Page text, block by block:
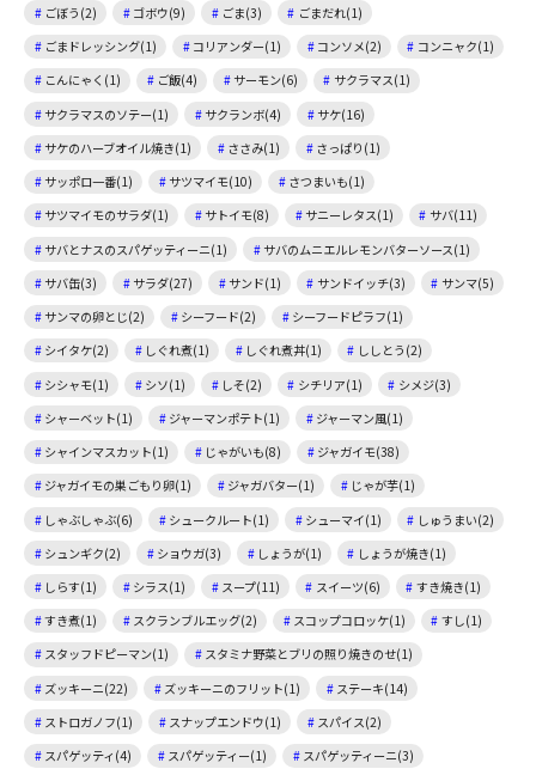
ごぼう(2)
ゴボウ(9) ごま(3)
ごまだれ(1)
ごまドレッシング(1)
コリアンダー(1) コンソメ(2)
コンニャク(1)
こんにゃく(1)
ご飯(4) サーモン(6)
サクラマス(1)
サクラマスのソテー(1)
サクランボ(4)
サケ(16)
サケのハーブオイル焼き(1)
ささみ(1)
さっぱり(1)
サッポロ一番(1)
サツマイモ(10)
さつまいも(1)
サツマイモのサラダ(1)
サトイモ(8) サニーレタス(1)
サバ(11)
サバとナスのスパゲッティーニ(1)
サバのムニエルレモンバターソース(1)
サバ缶(3)
サラダ(27) サンド(1) サンドイッチ(3)
サンマ(5)
サンマの卵とじ(2)
シーフード(2)
シーフードピラフ(1)
シイタケ(2)
しぐれ煮(1) しぐれ煮丼(1)
ししとう(2)
シシャモ(1)
シソ(1) しそ(2) シチリア(1)
シメジ(3)
シャーベット(1)
ジャーマンポテト(1)
ジャーマン風(1)
シャインマスカット(1)
じゃがいも(8)
ジャガイモ(38)
ジャガイモの巣ごもり卵(1)
ジャガバター(1)
じゃが芋(1)
しゃぶしゃぶ(6)
シュークルート(1) シューマイ(1)
しゅうまい(2)
シュンギク(2)
ショウガ(3) しょうが(1)
しょうが焼き(1)
しらす(1)
シラス(1) スープ(11) スイーツ(6)
すき焼き(1)
すき煮(1)
スクランブルエッグ(2) スコップコロッケ(1)
すし(1)
スタッフドピーマン(1)
スタミナ野菜とブリの照り焼きのせ(1)
ズッキーニ(22)
ズッキーニのフリット(1)
ステーキ(14)
ストロガノフ(1)
スナップエンドウ(1)
スパイス(2)
スパゲッティ(4)
スパゲッティー(1)
スパゲッティーニ(3)